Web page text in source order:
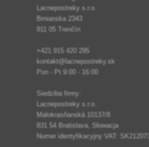
Lacnepostreky s.r.o.
Brnianska 2343
911 05 Trenčín
+421 915 420 295
kontakt@lacnepostreky.sk
Pon - Pt 9:00 - 16:00
Siedziba firmy:
Lacnepostreky s.r.o.
Malokrasňanská 10137/8
831 54 Bratislava, Słowacja
Numer identyfikacyjny VAT: